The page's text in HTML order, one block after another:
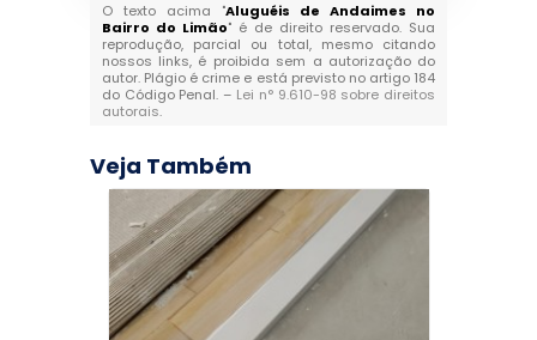
O texto acima "Aluguéis de Andaimes no
Bairro do Limão" é de direito reservado. Sua
reprodução, parcial ou total, mesmo citando
nossos links, é proibida sem a autorização do
autor. Plágio é crime e está previsto no artigo 184
do Código Penal. – Lei n° 9.610-98 sobre direitos
autorais.
Veja Também